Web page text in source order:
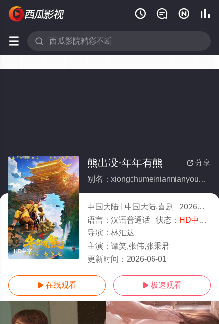
   
 
HD中字
 分享
熊出没·年年有熊
别名：xiongchumeiniannianyouxiong
中国大陆 中国大陆,喜剧 2026
1.0
语言： 汉语普通话 状态： HD中字/高清
导演： 林汇达
主演： 谭笑,张伟,张秉君
更新时间： 2026-06-01
 在线观看  极速观看